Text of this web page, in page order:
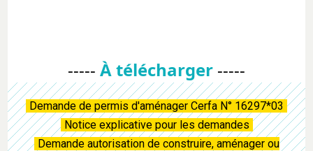
----- À télécharger -----
Demande de permis d'aménager Cerfa N° 16297*03
Notice explicative pour les demandes
Demande autorisation de construire, aménager ou